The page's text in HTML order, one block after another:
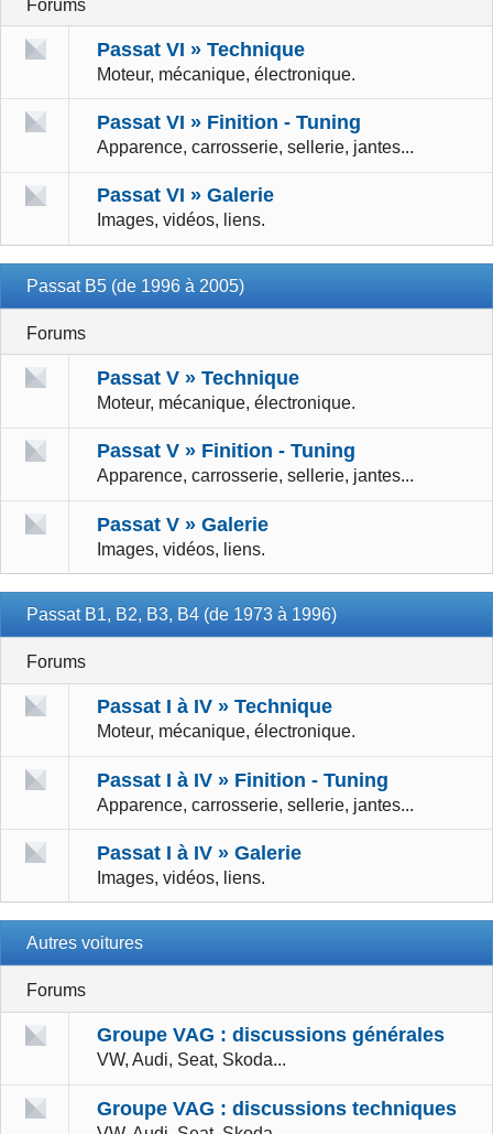
Forums
Passat VI » Technique
Moteur, mécanique, électronique.
Passat VI » Finition - Tuning
Apparence, carrosserie, sellerie, jantes...
Passat VI » Galerie
Images, vidéos, liens.
Passat B5 (de 1996 à 2005)
Forums
Passat V » Technique
Moteur, mécanique, électronique.
Passat V » Finition - Tuning
Apparence, carrosserie, sellerie, jantes...
Passat V » Galerie
Images, vidéos, liens.
Passat B1, B2, B3, B4 (de 1973 à 1996)
Forums
Passat I à IV » Technique
Moteur, mécanique, électronique.
Passat I à IV » Finition - Tuning
Apparence, carrosserie, sellerie, jantes...
Passat I à IV » Galerie
Images, vidéos, liens.
Autres voitures
Forums
Groupe VAG : discussions générales
VW, Audi, Seat, Skoda...
Groupe VAG : discussions techniques